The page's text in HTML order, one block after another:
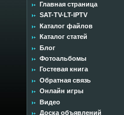
Главная страница
SAT-TV-LT-IPTV
Каталог файлов
Каталог статей
Блог
Фотоальбомы
Гостевая книга
Обратная связь
Онлайн игры
Видео
Доска объявлений